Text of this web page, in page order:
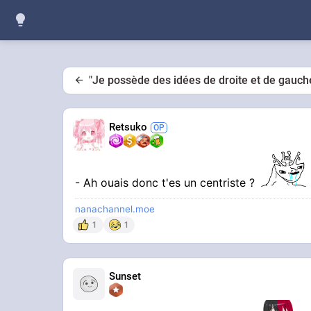
"Je possède des idées de droite et de
Retsuko
- Ah ouais donc t'es un centriste ?
nanachannel.moe
1 1
Sunset